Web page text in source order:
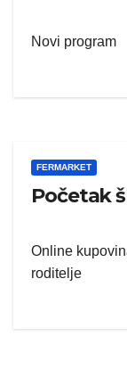
Novi program
FERMARKET
Početak
Online
roditelje